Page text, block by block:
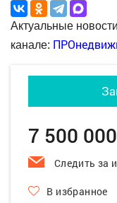
Актуальные
канале:
7 500 000
Следить за
В избранное